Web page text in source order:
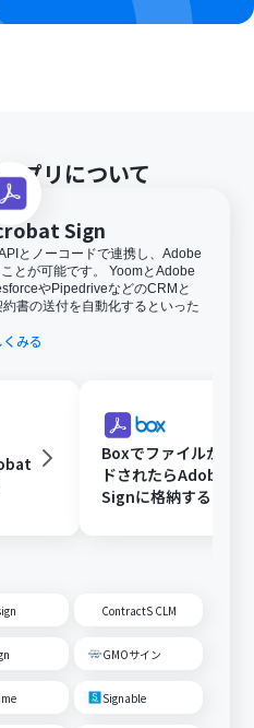
プリについて
Sign
とノーコードで連携し、Adobe
とが可能です。 YoomとAdobe
やPipedriveなどのCRMと
書の送付を自動化するといった
みる
Boxでファイルがア
ドされたらAdobe
Signに格納する
ContractS CLM
GMOサイン
Signable